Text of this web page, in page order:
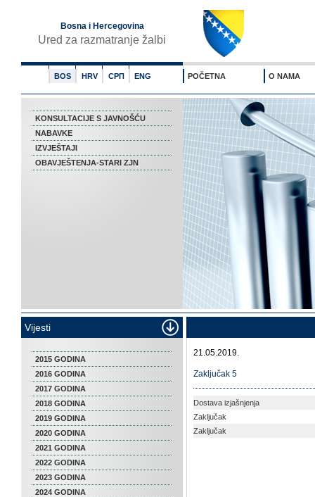
Bosna i Hercegovina
Ured za razmatranje žalbi
BOS HRV СРП ENG POČETNA O NAMA
KONSULTACIJE S JAVNOŠĆU
NABAVKE
IZVJEŠTAJI
OBAVJEŠTENJA-STARI ZJN
Vijesti
2015 GODINA
2016 GODINA
2017 GODINA
2018 GODINA
2019 GODINA
2020 GODINA
2021 GODINA
2022 GODINA
2023 GODINA
2024 GODINA
21.05.2019.
Zaključak 5
Dostava izjašnjenja
Zaključak
Zaključak